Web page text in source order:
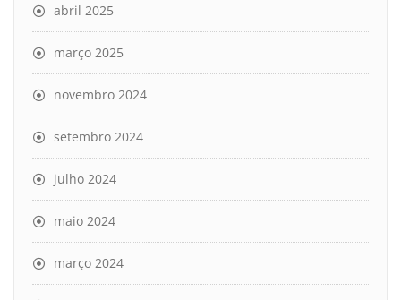
abril 2025
março 2025
novembro 2024
setembro 2024
julho 2024
maio 2024
março 2024